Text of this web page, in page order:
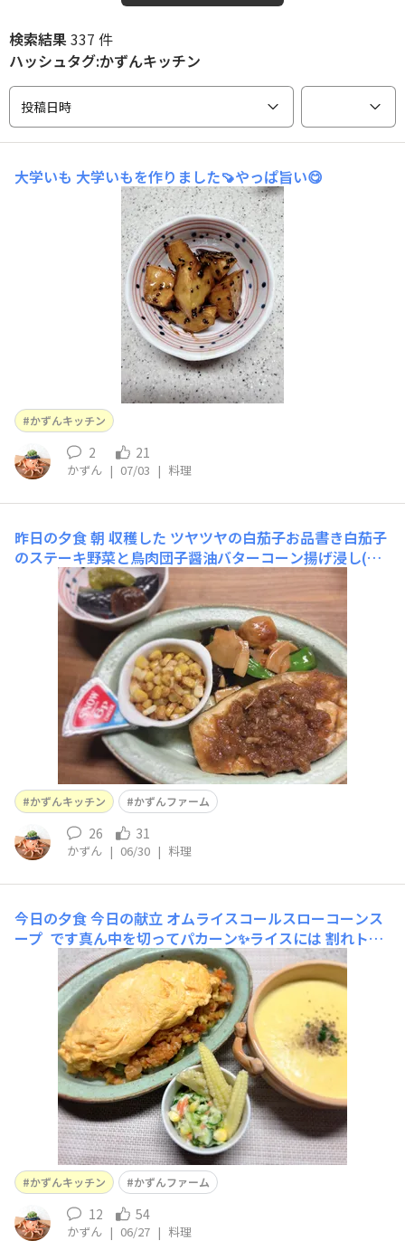
検索結果337 件
ハッシュタグ:かずんキッチン
投稿日時
大学いも 大学いもを作りました🍠やっぱ旨い😋
かずんキッチン
2 21
かずん | 07/03 | 料理
昨日の夕食朝 収穫した ツヤツヤの白茄子お品書き白茄子
のステーキ野菜と鳥肉団子醤油バターコーン揚げ浸し(作
り置きおかず)チーズ です
かずんキッチン かずんファーム
26 31
かずん | 06/30 | 料理
今日の夕食今日の献立 オムライスコールスローコーンス
ープ です真ん中を切ってパカーン✨ライスには 割れトマ
トも入っています
かずんキッチン かずんファーム
12 54
かずん | 06/27 | 料理